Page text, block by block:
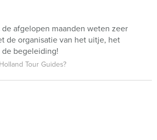
afgelopen maanden weten zeer
de organisatie van het uitje, het
begeleiding!
Tour Guides?